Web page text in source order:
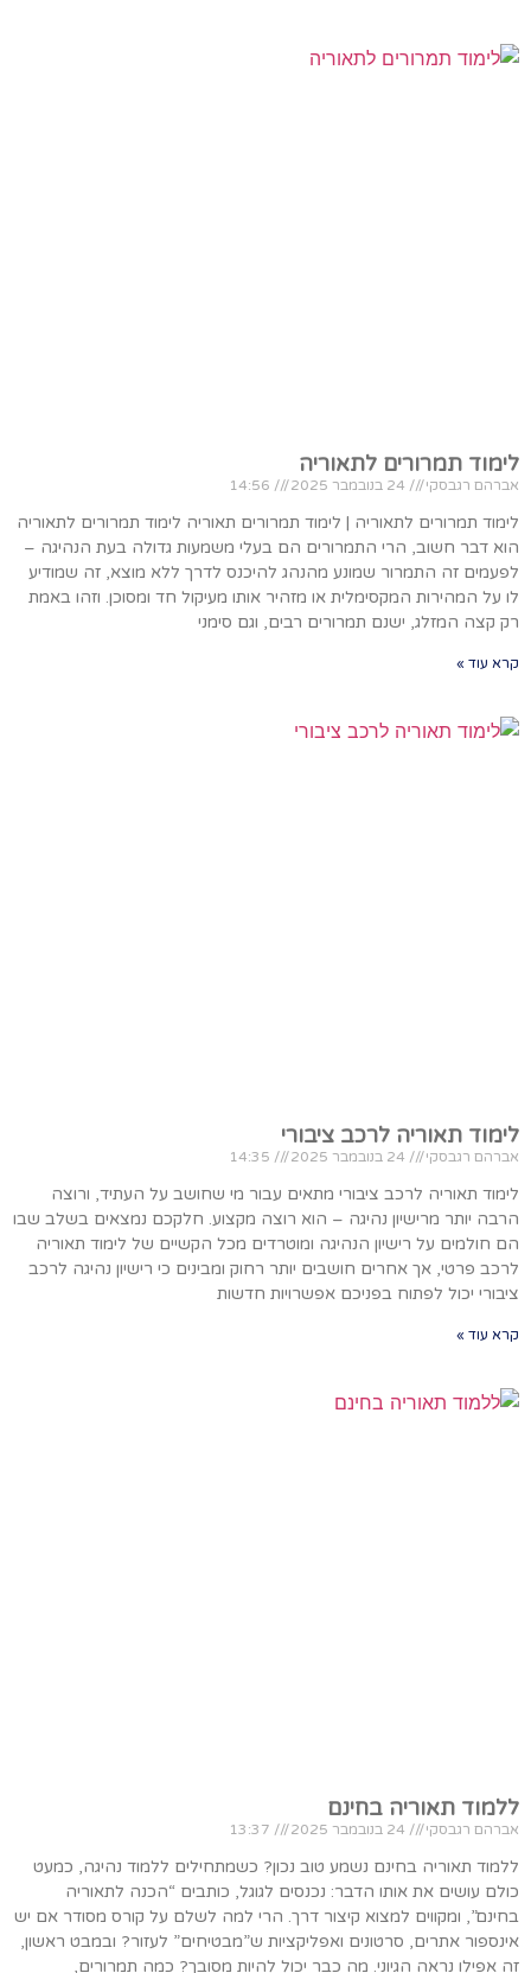
לימוד תמרורים לתאוריה
אברהם רגבסקי
לימוד תמרורים לתאוריה | לימוד תמרורים תאוריה לימוד תמרורים לתאוריה
הוא דבר חשוב, הרי התמרורים הם בעלי משמעות גדולה בעת הנהיגה –
לפעמים זה התמרור שמונע מהנהג להיכנס לדרך ללא מוצא, זה שמודיע
לו על המהירות המקסימלית או מזהיר אותו מעיקול חד ומסוכן. וזהו באמת
רק קצה המזלג, ישנם תמרורים רבים, וגם סימני
קרא עוד »
לימוד תאוריה לרכב ציבורי
אברהם רגבסקי
לימוד תאוריה לרכב ציבורי מתאים עבור מי שחושב על העתיד, ורוצה
הרבה יותר מרישיון נהיגה – הוא רוצה מקצוע. חלקכם נמצאים בשלב שבו
הם חולמים על רישיון הנהיגה ומוטרדים מכל הקשיים של לימוד תאוריה
לרכב פרטי, אך אחרים חושבים יותר רחוק ומבינים כי רישיון נהיגה לרכב
ציבורי יכול לפתוח בפניכם אפשרויות חדשות
קרא עוד »
ללמוד תאוריה בחינם
אברהם רגבסקי
ללמוד תאוריה בחינם נשמע טוב נכון? כשמתחילים ללמוד נהיגה, כמעט
כולם עושים את אותו הדבר: נכנסים לגוגל, כותבים “הכנה לתאוריה
בחינם”, ומקווים למצוא קיצור דרך. הרי למה לשלם על קורס מסודר אם יש
אינספור אתרים, סרטונים ואפליקציות ש”מבטיחים” לעזור? ובמבט ראשון,
זה אפילו נראה הגיוני. מה כבר יכול להיות מסובך? כמה תמרורים,